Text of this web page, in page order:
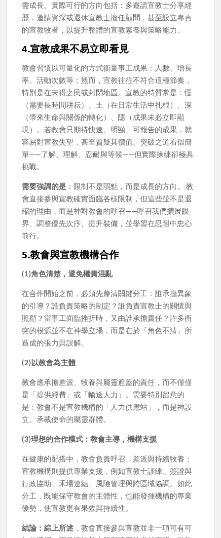
需成長。實際可行的方向包括：多邀請宣教士分享經
歷，邀請資深或退休宣教士擔任顧問，甚至設立專責
的宣教牧者，以提升整體的宣教素養與策略能力。
4.宣教成果不易立即看見
教會習慣以可量化的方式衡量事工成果：人數、增長
率、活動次數等；然而，宣教往往不符合這種節奏，
特別是在未得之民或封閉地區。宣教的特質常是：慢
（需要長時間耕耘）、土（在日常生活中扎根）、深
（帶來生命與關係的轉化）、隱（成果未必立即顯
現）。若教會只期待快速、明顯、可報告的成果，就
容易對宣教失望，甚至質疑其價值。突破之道看似簡
單——了解、理解、忍耐與等候——但實際操練卻極具
挑戰。
需要強調的是 ：限制不是弱點，而是成長的方向。 教
會直接參與宣教確實面臨各樣限制，但這些並不是退
縮的理由，而是神對教會的呼召——呼召我們擴展眼
界、調整優先次序、提升裝備，並學習在忍耐中忠心
前行。
5.教會與宣教機構合作
(1)角色清楚，避免權責混亂
在合作開始之前，必須先釐清關鍵分工：誰承擔異象
的引導？誰負責策略的制定？誰負責宣教士的關懷與
照顧？當事工面臨挫折時，又由誰承擔責任？許多衝
突的根源並不在神學立場，而是在於「角色不清」所
造成的張力與誤解。
(2)以教會為主體
教會應承擔差派、牧養與屬靈遮蓋的責任，而不僅僅
是「提供經費」或「輸送人力」。需要特別留意的
是：教會不是宣教機構的「人力供應站」，而是神設
立、承載使命的屬靈群體。
(3)理想的合作模式：教會主導，機構支援
在健康的配搭中，教會負責呼召、差派與持續牧養；
宣教機構則提供專業支援，例如宣教士訓練、簽證與
行政協助、禾場連結、風險管理與跨區域協調。如此
分工，既能保守教會的主體性，也能發揮機構的專業
優勢，使宣教更有果效與持續性。
結論：綜上所述 ，教會直接參與宣教並非一項可有可